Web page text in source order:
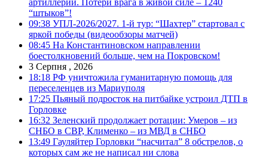
“штыков”!
09:38 УПЛ-2026/2027. 1-й тур: “Шахтер” стартовал с
яркой победы (видеообзоры матчей)
08:45 На Константиновском направлении
боестолкновений больше, чем на Покровском!
3 Серпня , 2026
18:18 РФ уничтожила гуманитарную помощь для
переселенцев из Мариуполя
17:25 Пьяный подросток на питбайке устроил ДТП в
Горловке
16:32 Зеленский продолжает ротации: Умеров – из
СНБО в СВР, Клименко – из МВД в СНБО
13:49 Гауляйтер Горловки “насчитал” 8 обстрелов, о
которых сам же не написал ни слова